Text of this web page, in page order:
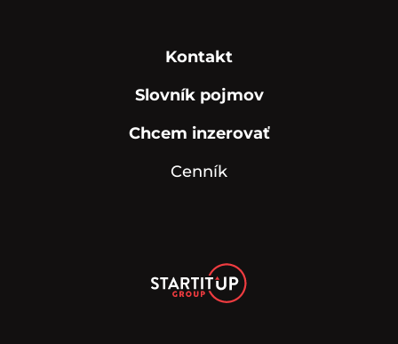
Kontakt
Slovník pojmov
Chcem inzerovať
Cenník